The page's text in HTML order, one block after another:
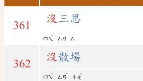
361
沒 三思
ㄇㄟ
ˊ
ㄙㄢ ㄙ
362
沒 散場
ㄇㄟ
ˊ
ㄙㄢ
ˋ
ㄔㄤ
ˊ